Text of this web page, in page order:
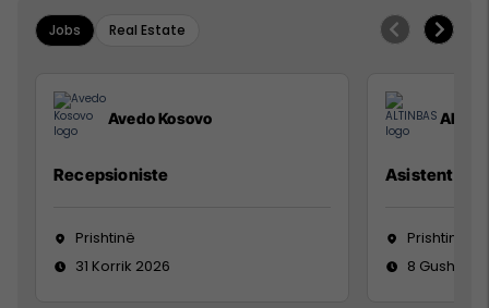
Jobs Real Estate
Avedo Kosovo
Recepsioniste
Prishtinë
31 Korrik 2026
Asistente e
Prishtinë
8 Gusht